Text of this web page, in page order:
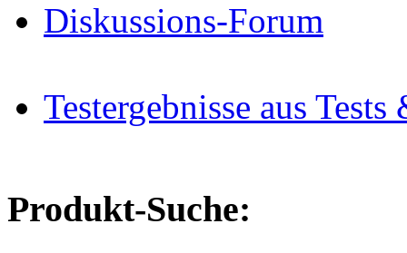
Diskussions-Forum
Testergebnisse aus
Produkt-Suche: